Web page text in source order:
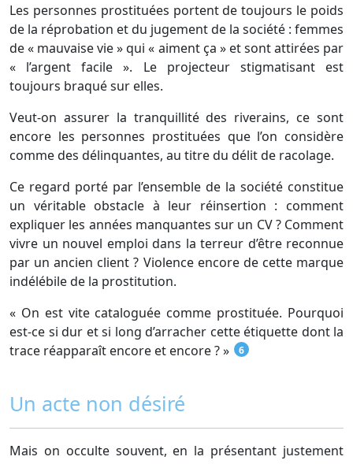
Les personnes prostituées portent de toujours le poids
de la réprobation et du jugement de la société : femmes
de « mauvaise vie » qui « aiment ça » et sont attirées par
« l’argent facile ». Le projecteur stigmatisant est
toujours braqué sur elles.
Veut-on assurer la tranquillité des riverains, ce sont
encore les personnes prostituées que l’on considère
comme des délinquantes, au titre du délit de racolage.
Ce regard porté par l’ensemble de la société constitue
un véritable obstacle à leur réinsertion : comment
expliquer les années manquantes sur un CV ? Comment
vivre un nouvel emploi dans la terreur d’être reconnue
par un ancien client ? Violence encore de cette marque
indélébile de la prostitution.
« On est vite cataloguée comme prostituée. Pourquoi
est-ce si dur et si long d’arracher cette étiquette dont la
trace réapparaît encore et encore ? »
6
Un acte non désiré
Mais on occulte souvent, en la présentant justement